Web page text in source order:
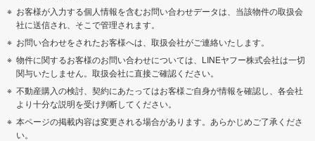
お客様が入力する個人情報を含むお問い合わせデータは、当該物件の取扱会
社に送信され、そこで管理されます。
お問い合わせをされたお客様へは、取扱会社がご連絡いたします。
物件に関するお客様のお問い合わせについては、LINEヤフー株式会社は一切
関与いたしません。取扱会社に直接ご確認ください。
不動産購入の検討、契約にあたってはお客様ご自身が情報を確認し、各会社
より十分な説明を受け判断してください。
本ページの掲載内容は変更される場合があります。あらかじめご了承くださ
い。